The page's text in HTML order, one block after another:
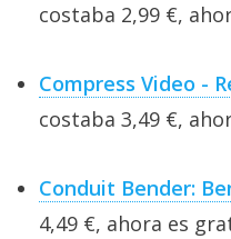
costaba 2,99 €,
Compress Video -
costaba 3,49 €,
Conduit Bender:
4,49 €, ahora es